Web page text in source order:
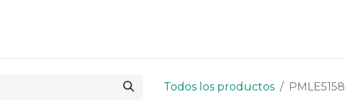
Todos los productos PMLE5158